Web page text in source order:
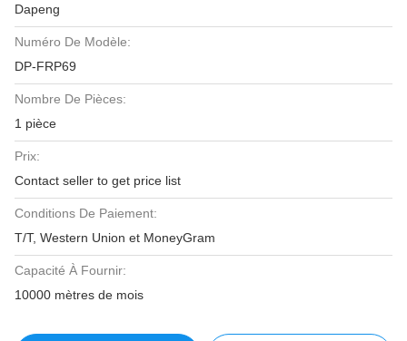
Dapeng
Numéro De Modèle:
DP-FRP69
Nombre De Pièces:
1 pièce
Prix:
Contact seller to get price list
Conditions De Paiement:
T/T, Western Union et MoneyGram
Capacité À Fournir:
10000 mètres de mois